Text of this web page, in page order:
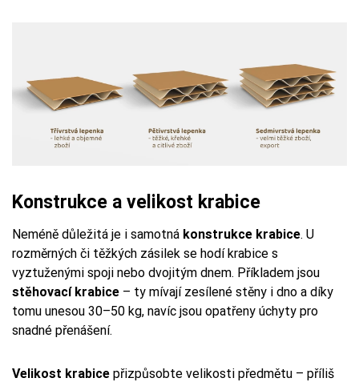
Konstrukce a velikost krabice
Neméně důležitá je i samotná konstrukce krabice. U
rozměrných či těžkých zásilek se hodí krabice s
vyztuženými spoji nebo dvojitým dnem. Příkladem jsou
stěhovací krabice – ty mívají zesílené stěny i dno a díky
tomu unesou 30–50 kg, navíc jsou opatřeny úchyty pro
snadné přenášení.
Velikost krabice přizpůsobte velikosti předmětu – příliš